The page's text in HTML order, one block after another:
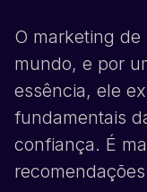
O marketing
mundo, e por
essência, ele
fundamentais
confiança. É